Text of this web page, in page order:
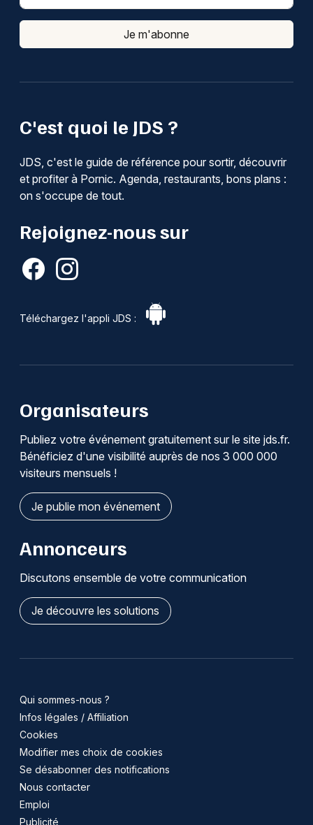
C'est quoi le JDS ?
JDS, c'est le guide de référence pour sortir, découvrir
et profiter à Pornic. Agenda, restaurants, bons plans :
on s'occupe de tout.
Rejoignez-nous sur
Téléchargez l'appli JDS :
Je m'abonne
Organisateurs
Publiez votre événement gratuitement sur le site jds.fr.
Bénéficiez d'une visibilité auprès de nos 3 000 000
visiteurs mensuels !
Je publie mon événement
Annonceurs
Discutons ensemble de votre communication
Je découvre les solutions
Qui sommes-nous ?
Infos légales / Affiliation
Cookies
Modifier mes choix de cookies
Se désabonner des notifications
Nous contacter
Emploi
Publicité